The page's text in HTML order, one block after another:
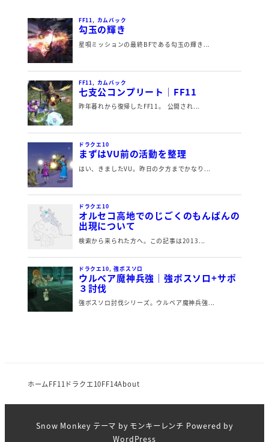
ホームFF11 ドラクエ10FF14About
Snow Monkeyテーマ by モンキーレンチ Powered by
WordPress